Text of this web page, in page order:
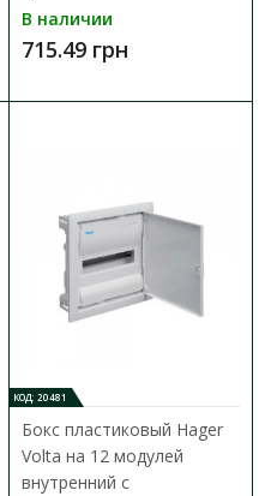
В закладки
В наличии
715.49 грн
КОД: 20481
Бокс пластиковый Hager
Volta на 12 модулей
внутренний с